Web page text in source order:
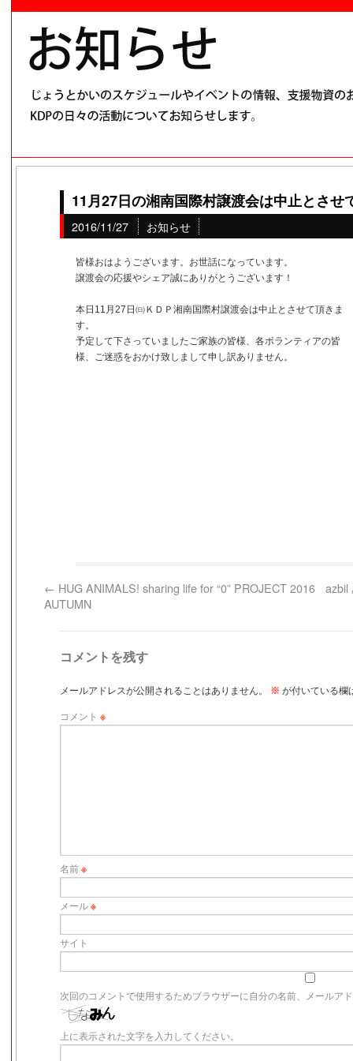
11月27日の湘南国際村譲渡会は中止とさせ
2016/11/27 お知らせ
皆様おはようございます。お世話になっています。
譲渡会の応援やシェア誠にありがとうございます！
本日11月27日㈰ＫＤＰ湘南国際村譲渡会は中止とさせて頂きま
す。
予定して下さっていましたご家族の皆様、各ボランティアの皆
様、ご迷惑をおかけ致しまして申し訳ありません。
← HUG ANIMALS! sharing life for “0” PROJECT 2016
AUTUMN
azbil
コメントを残す
メールアドレスが公開されることはありません。 ※ が付いている欄
コメント ※
名前※
メール※
サイト
次回のコメントで使用するためブラウザーに自分の名前、メールア
上に表示された文字を入力してください。